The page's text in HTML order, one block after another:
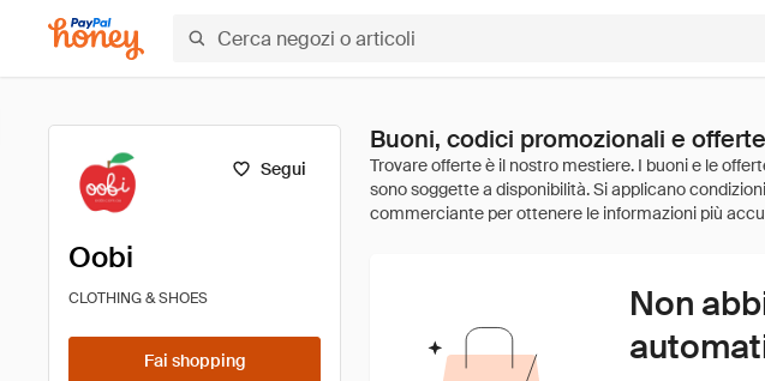
Segui
Oobi
CLOTHING & SHOES
Fai shopping
Buoni, codici promozionali e
Non